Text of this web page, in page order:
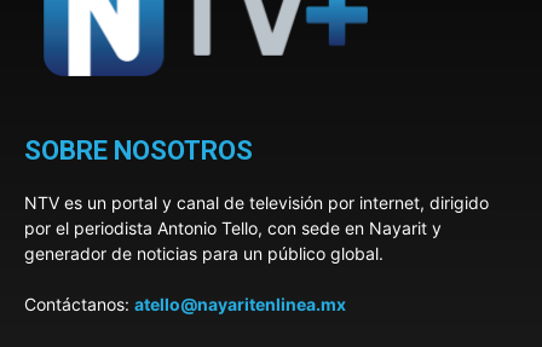
SOBRE NOSOTROS
NTV es un portal y canal de televisión por internet, dirigido
por el periodista Antonio Tello, con sede en Nayarit y
generador de noticias para un público global.
Contáctanos: atello@nayaritenlinea.mx